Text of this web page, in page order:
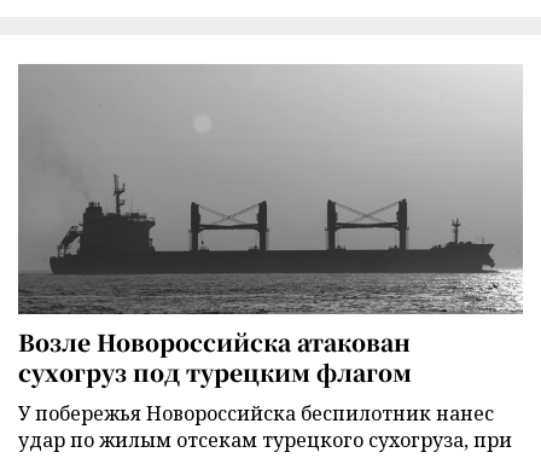
Возле Новороссийска атакован
сухогруз под турецким флагом
У побережья Новороссийска беспилотник нанес
удар по жилым отсекам турецкого сухогруза, при